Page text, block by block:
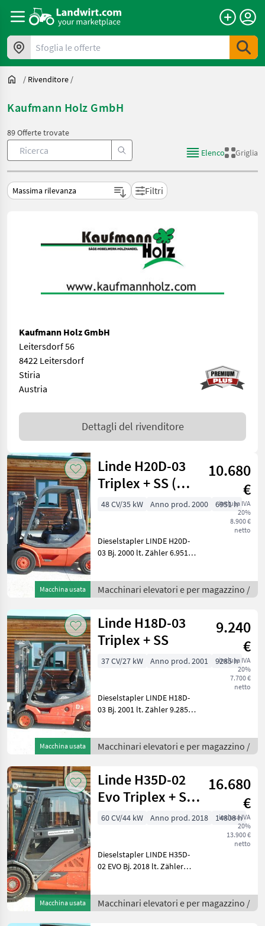
Sfoglia le offerte
/ Rivenditore /
Kaufmann Holz GmbH
89 Offerte trovate
Elenco
Griglia
Filtri
Kaufmann Holz GmbH
Leitersdorf 56
8422 Leitersdorf
Stiria
Austria
Dettagli del rivenditore
Macchina usata
Linde H20D-03
Triplex + SS (
PERKINS )
10.680
€
inclusa IVA
20%
8.900 €
netto
48 CV/35 kW Anno prod. 2000 6951 h
Dieselstapler LINDE H20D-
03 Bj. 2000 lt. Zähler 6.951
22 Meter Bauhöhe 2, 03
Meter Masthöhe 4, 25 Me
Macchinari elevatori e per magazzino /
Macchina usata
Linde H18D-03
Triplex + SS
9.240
€
inclusa IVA
20%
7.700 €
netto
37 CV/27 kW Anno prod. 2001 9285 h
Dieselstapler LINDE H18D-
03 Bj. 2001 lt. Zähler 9.285
Bauhöhe 4, 60 Meter
Hubhöhe 27 KW VW-Motor -
Macchinari elevatori e per magazzino /
Macchina usata
Linde H35D-02
Evo Triplex + SS
+ 4. Kreis +
16.680
€
inclusa IVA
20%
13.900 €
netto
60 CV/44 kW Anno prod. 2018 14808 h
Dieselstapler LINDE H35D-
02 EVO Bj. 2018 lt. Zähler
Hubhöhe 2, 19 Meter
Bauhöhe 44 KW -
Macchinari elevatori e per magazzino /